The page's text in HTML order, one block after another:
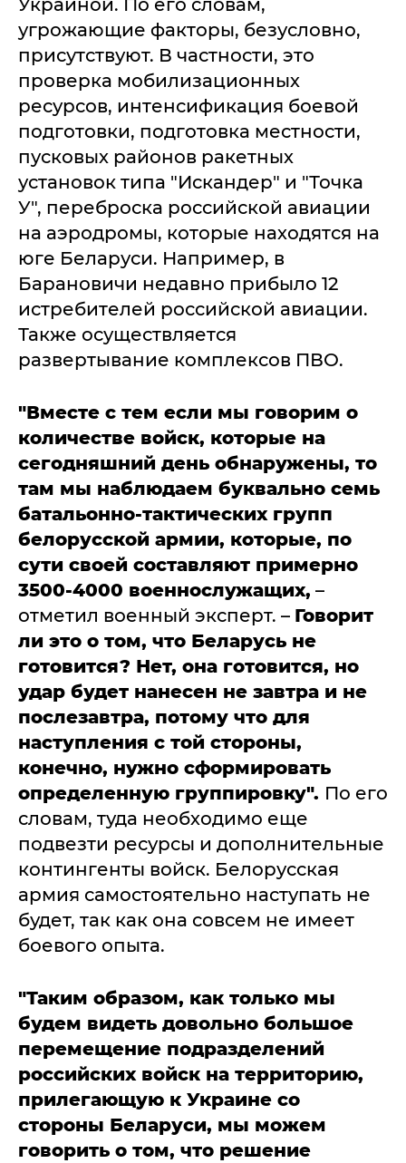
Украиной. По его словам,
угрожающие факторы, безусловно,
присутствуют. В частности, это
проверка мобилизационных
ресурсов, интенсификация боевой
подготовки, подготовка местности,
пусковых районов ракетных
установок типа "Искандер" и "Точка
У", переброска российской авиации
на аэродромы, которые находятся на
юге Беларуси. Например, в
Барановичи недавно прибыло 12
истребителей российской авиации.
Также осуществляется
развертывание комплексов ПВО.
"Вместе с тем если мы говорим о
количестве войск, которые на
сегодняшний день обнаружены, то
там мы наблюдаем буквально семь
батальонно-тактических групп
белорусской армии, которые, по
сути своей составляют примерно
3500-4000 военнослужащих, –
отметил военный эксперт. – Говорит
ли это о том, что Беларусь не
готовится? Нет, она готовится, но
удар будет нанесен не завтра и не
послезавтра, потому что для
наступления с той стороны,
конечно, нужно сформировать
определенную группировку". По его
словам, туда необходимо еще
подвезти ресурсы и дополнительные
контингенты войск. Белорусская
армия самостоятельно наступать не
будет, так как она совсем не имеет
боевого опыта.
"Таким образом, как только мы
будем видеть довольно большое
перемещение подразделений
российских войск на территорию,
прилегающую к Украине со
стороны Беларуси, мы можем
говорить о том, что решение